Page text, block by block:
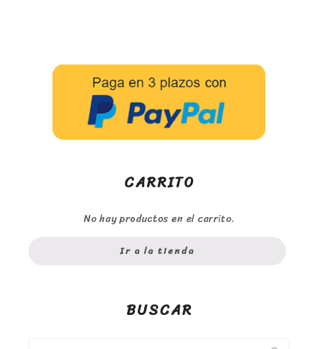
CARRITO
No hay productos en el carrito.
Ir a la tienda
BUSCAR